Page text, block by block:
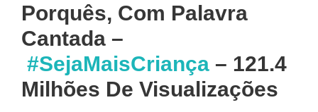
Porquês, Com Palavra
Cantada –
#SejaMaisCriança – 121.4
Milhões De Visualizações